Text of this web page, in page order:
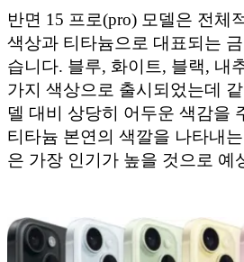
반면 15 프로(pro) 모델은 전체
색상과 티타늄으로 대표되는
습니다. 블루, 화이트, 블랙, 내
가지 색상으로 출시되었는데
델 대비 상당히 어두운 색감을
티타늄 본연의 색깔을 나타내
은 가장 인기가 높을 것으로 예